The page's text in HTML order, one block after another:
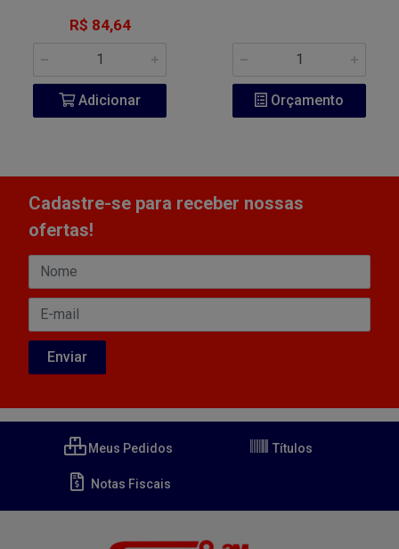
R$ 84,64
Adicionar Orçamento
Cadastre-se para receber nossas
ofertas!
Meus Pedidos Títulos
Notas Fiscais